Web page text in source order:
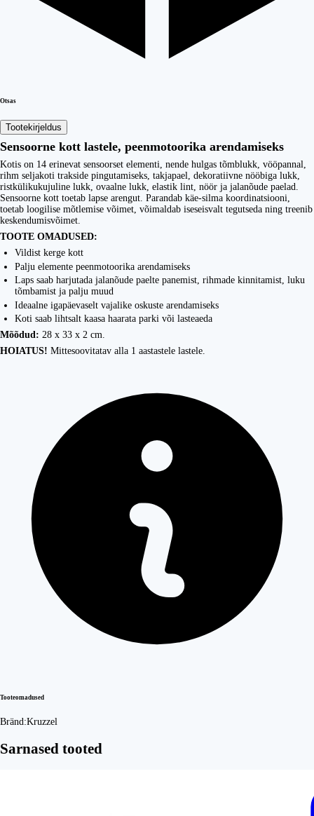
Otsas
Tootekirjeldus
Sensoorne kott lastele, peenmotoorika arendamiseks
Kotis on 14 erinevat sensoorset elementi, nende hulgas tõmblukk, vööpannal,
rihm seljakoti trakside pingutamiseks, takjapael, dekoratiivne nööbiga lukk,
ristkülikukujuline lukk, ovaalne lukk, elastik lint, nöör ja jalanõude paelad.
Sensoorne kott toetab lapse arengut. Parandab käe-silma koordinatsiooni,
toetab loogilise mõtlemise võimet, võimaldab iseseisvalt tegutseda ning treenib
keskendumisvõimet.
TOOTE OMADUSED:
Vildist kerge kott
Palju elemente peenmotoorika arendamiseks
Laps saab harjutada jalanõude paelte panemist, rihmade kinnitamist, luku
tõmbamist ja palju muud
Ideaalne igapäevaselt vajalike oskuste arendamiseks
Koti saab lihtsalt kaasa haarata parki või lasteaeda
Mõõdud: 28 x 33 x 2 cm.
HOIATUS! Mittesoovitatav alla 1 aastastele lastele.
Tooteomadused
Bränd:Kruzzel
Sarnased tooted